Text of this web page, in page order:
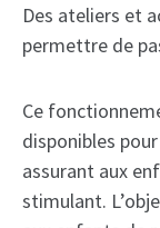
Des ateliers et
permettre de
Ce
disponibles
assurant aux
stimulant.